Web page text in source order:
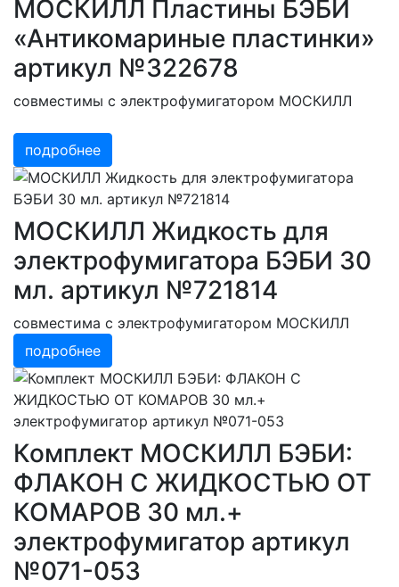
МОСКИЛЛ Пластины БЭБИ
«Антикомариные пластинки»
артикул №322678
совместимы с электрофумигатором МОСКИЛЛ
подробнее
МОСКИЛЛ Жидкость для
электрофумигатора БЭБИ 30
мл. артикул №721814
совместима с электрофумигатором МОСКИЛЛ
подробнее
Комплект МОСКИЛЛ БЭБИ:
ФЛАКОН С ЖИДКОСТЬЮ ОТ
КОМАРОВ 30 мл.+
электрофумигатор артикул
№071-053